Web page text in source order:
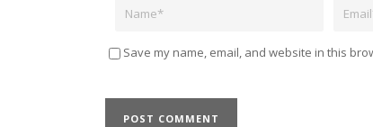
Save my name, email, and website in this